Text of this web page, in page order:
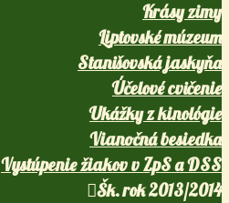
Krásy zimy
Liptovské múzeum
Stanišovská jaskyňa
Účelové cvičenie
Ukážky z kinológie
Vianočná besiedka
Vystúpenie žiakov v ZpS a DSS
Šk. rok 2013/2014